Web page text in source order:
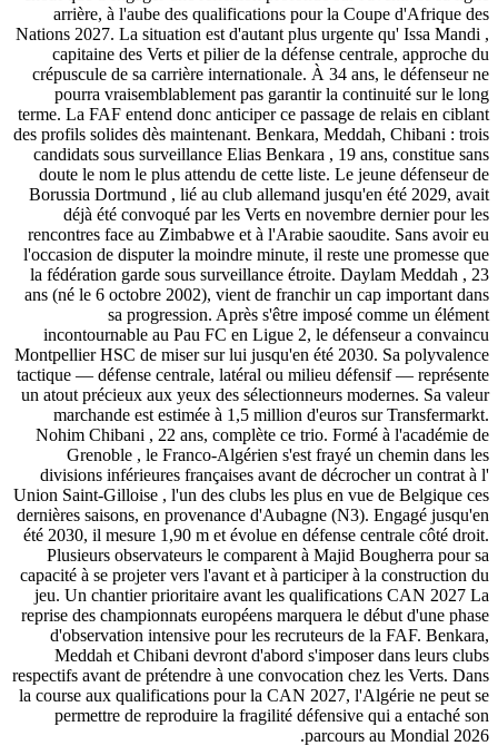
arrière, à l'aube des qualifications pour la Coupe d'Afrique des
Nations 2027. La situation est d'autant plus urgente qu' Issa Mandi ,
capitaine des Verts et pilier de la défense centrale, approche du
crépuscule de sa carrière internationale. À 34 ans, le défenseur ne
pourra vraisemblablement pas garantir la continuité sur le long
terme. La FAF entend donc anticiper ce passage de relais en ciblant
des profils solides dès maintenant. Benkara, Meddah, Chibani : trois
candidats sous surveillance Elias Benkara , 19 ans, constitue sans
doute le nom le plus attendu de cette liste. Le jeune défenseur de
Borussia Dortmund , lié au club allemand jusqu'en été 2029, avait
déjà été convoqué par les Verts en novembre dernier pour les
rencontres face au Zimbabwe et à l'Arabie saoudite. Sans avoir eu
l'occasion de disputer la moindre minute, il reste une promesse que
la fédération garde sous surveillance étroite. Daylam Meddah , 23
ans (né le 6 octobre 2002), vient de franchir un cap important dans
sa progression. Après s'être imposé comme un élément
incontournable au Pau FC en Ligue 2, le défenseur a convaincu
Montpellier HSC de miser sur lui jusqu'en été 2030. Sa polyvalence
tactique — défense centrale, latéral ou milieu défensif — représente
un atout précieux aux yeux des sélectionneurs modernes. Sa valeur
marchande est estimée à 1,5 million d'euros sur Transfermarkt.
Nohim Chibani , 22 ans, complète ce trio. Formé à l'académie de
Grenoble , le Franco-Algérien s'est frayé un chemin dans les
divisions inférieures françaises avant de décrocher un contrat à l'
Union Saint-Gilloise , l'un des clubs les plus en vue de Belgique ces
dernières saisons, en provenance d'Aubagne (N3). Engagé jusqu'en
été 2030, il mesure 1,90 m et évolue en défense centrale côté droit.
Plusieurs observateurs le comparent à Majid Bougherra pour sa
capacité à se projeter vers l'avant et à participer à la construction du
jeu. Un chantier prioritaire avant les qualifications CAN 2027 La
reprise des championnats européens marquera le début d'une phase
d'observation intensive pour les recruteurs de la FAF. Benkara,
Meddah et Chibani devront d'abord s'imposer dans leurs clubs
respectifs avant de prétendre à une convocation chez les Verts. Dans
la course aux qualifications pour la CAN 2027, l'Algérie ne peut se
permettre de reproduire la fragilité défensive qui a entaché son
parcours au Mondial 2026.